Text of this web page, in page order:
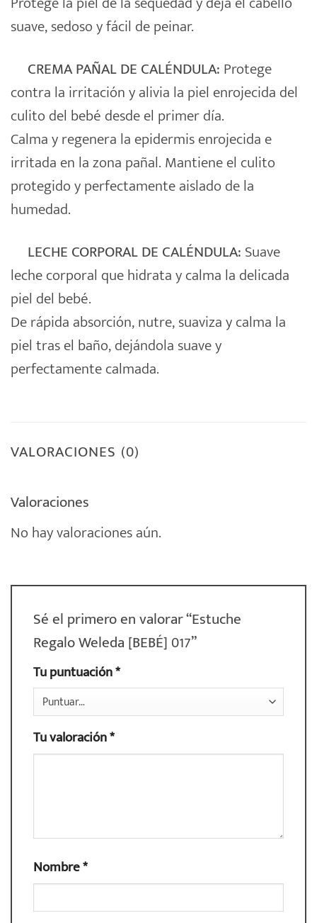
suave, sedoso y fácil de peinar.
CREMA PAÑAL DE CALÉNDULA: Protege
contra la irritación y alivia la piel enrojecida del
culito del bebé desde el primer día.
Calma y regenera la epidermis enrojecida e
irritada en la zona pañal. Mantiene el culito
protegido y perfectamente aislado de la
humedad.
LECHE CORPORAL DE CALÉNDULA: Suave
leche corporal que hidrata y calma la delicada
piel del bebé.
De rápida absorción, nutre, suaviza y calma la
piel tras el baño, dejándola suave y
perfectamente calmada.
VALORACIONES (0)
Valoraciones
No hay valoraciones aún.
Sé el primero en valorar “Estuche
Regalo Weleda [BEBÉ] 017”
Tu puntuación*
Tu valoración*
Nombre*